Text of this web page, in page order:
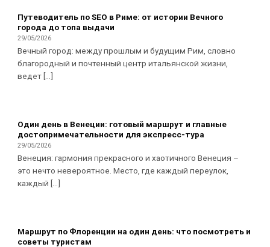
Путеводитель по SEO в Риме: от истории Вечного
города до топа выдачи
29/05/2026
Вечный город: между прошлым и будущим Рим, словно
благородный и почтенный центр итальянской жизни,
ведет [...]
Один день в Венеции: готовый маршрут и главные
достопримечательности для экспресс-тура
29/05/2026
Венеция: гармония прекрасного и хаотичного Венеция –
это нечто невероятное. Место, где каждый переулок,
каждый [...]
Маршрут по Флоренции на один день: что посмотреть и
советы туристам